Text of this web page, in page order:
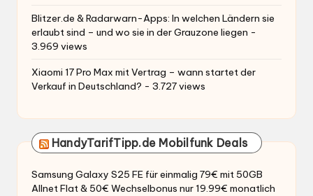
Blitzer.de & Radarwarn-Apps: In welchen Ländern sie
erlaubt sind – und wo sie in der Grauzone liegen -
3.969 views
Xiaomi 17 Pro Max mit Vertrag – wann startet der
Verkauf in Deutschland? - 3.727 views
HandyTarifTipp.de Mobilfunk Deals
Samsung Galaxy S25 FE für einmalig 79€ mit 50GB
Allnet Flat & 50€ Wechselbonus nur 19.99€ monatlich